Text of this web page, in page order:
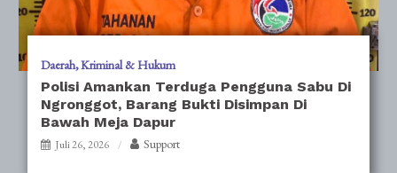
Daerah Kriminal & Hukum
Polisi Amankan Terduga Pengguna Sabu Di
Ngronggot, Barang Bukti Disimpan Di
Bawah Meja Dapur
Juli 26, 2026 Support